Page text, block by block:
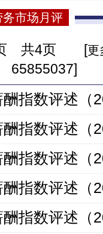
务市场月评
共4页 [更
65855037]
指数评述（
指数评述（
指数评述（
指数评述（
指数评述（